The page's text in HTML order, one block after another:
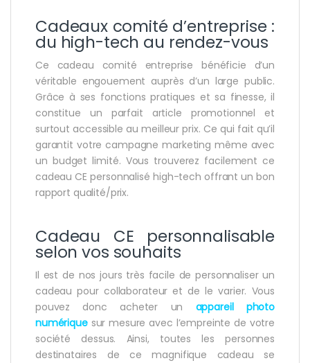
Cadeaux comité d’entreprise :
du high-tech au rendez-vous
Ce cadeau comité entreprise bénéficie d’un
véritable engouement auprès d’un large public.
Grâce à ses fonctions pratiques et sa finesse, il
constitue un parfait article promotionnel et
surtout accessible au meilleur prix. Ce qui fait qu’il
garantit votre campagne marketing même avec
un budget limité. Vous trouverez facilement ce
cadeau CE personnalisé high-tech offrant un bon
rapport qualité/prix.
Cadeau CE personnalisable
selon vos souhaits
Il est de nos jours très facile de personnaliser un
cadeau pour collaborateur et de le varier. Vous
pouvez donc acheter un appareil photo
numériquesur mesure avec l’empreinte de votre
société dessus. Ainsi, toutes les personnes
destinataires de ce magnifique cadeau se